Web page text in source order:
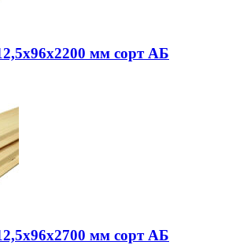
мм сорт АБ
мм сорт АБ